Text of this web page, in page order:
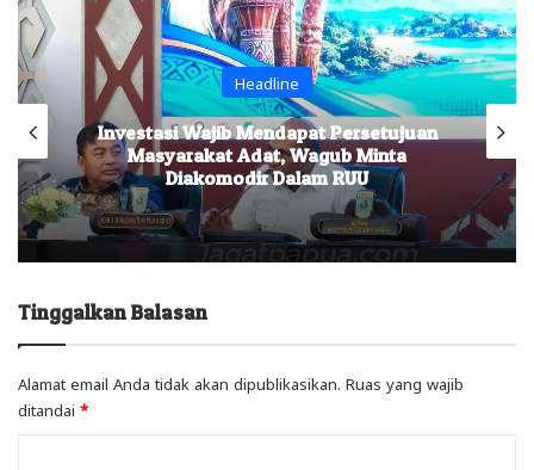
Headline
Investasi Wajib Mendapat Persetujuan
Masyarakat Adat, Wagub Minta
Diakomodir Dalam RUU
Tinggalkan Balasan
Alamat email Anda tidak akan dipublikasikan. Ruas yang wajib
ditandai *